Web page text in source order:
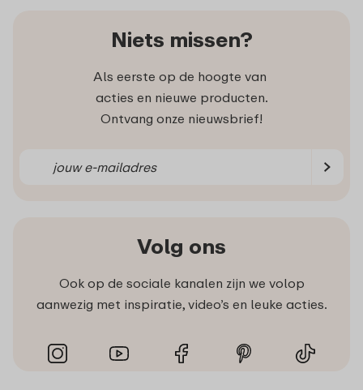
Niets missen?
Als eerste op de hoogte van
acties en nieuwe producten.
Ontvang onze nieuwsbrief!
Volg ons
Ook op de sociale kanalen zijn we volop
aanwezig met inspiratie, video’s en leuke acties.